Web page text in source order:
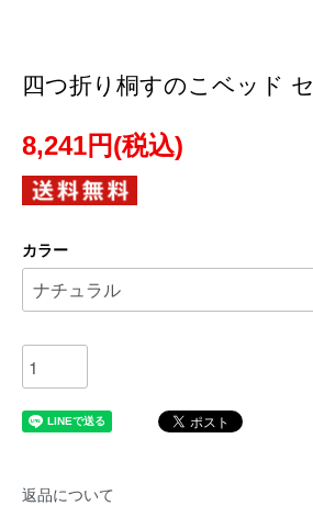
四つ折り桐すのこベッド
8,241円(税込)
カラー
返品について